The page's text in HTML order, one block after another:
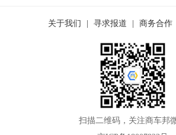
关于我们 寻求报道 商务合作
扫描二维码，关注商车邦